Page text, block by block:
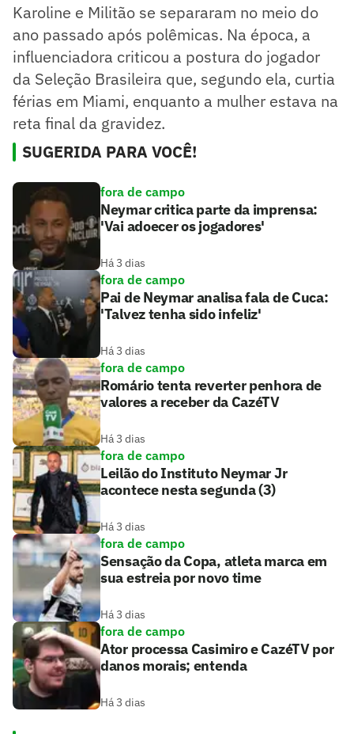
Karoline e Militão se separaram no meio do
ano passado após polêmicas. Na época, a
influenciadora criticou a postura do jogador
da Seleção Brasileira que, segundo ela, curtia
férias em Miami, enquanto a mulher estava na
reta final da gravidez.
SUGERIDA PARA VOCÊ!
fora de campo
Neymar critica parte da imprensa:
'Vai adoecer os jogadores'
Há 3 dias
fora de campo
Pai de Neymar analisa fala de Cuca:
'Talvez tenha sido infeliz'
Há 3 dias
fora de campo
Romário tenta reverter penhora de
valores a receber da CazéTV
Há 3 dias
fora de campo
Leilão do Instituto Neymar Jr
acontece nesta segunda (3)
Há 3 dias
fora de campo
Sensação da Copa, atleta marca em
sua estreia por novo time
Há 3 dias
fora de campo
Ator processa Casimiro e CazéTV por
danos morais; entenda
Há 3 dias